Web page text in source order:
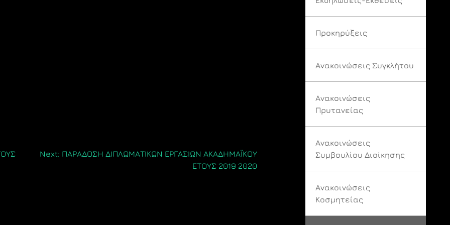
Next: ΠΑΡΑΔΟΣΗ ΔΙΠΛΩΜΑΤΙΚΩΝ ΕΡΓΑΣΙΩΝ ΑΚΑΔΗΜΑΪΚΟΥ
ΕΤΟΥΣ 2019 2020
Προκηρύξεις
Ανακοινώσεις Συγκλήτου
Ανακοινώσεις
Πρυτανείας
Ανακοινώσεις
Συμβουλίου Διοίκησης
Ανακοινώσεις
Κοσμητείας